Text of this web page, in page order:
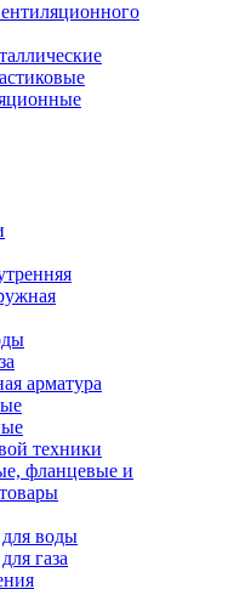
арматура
техники
фланцевые и
воды
газа